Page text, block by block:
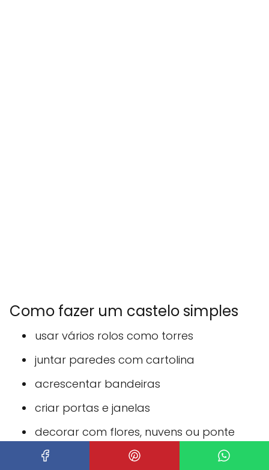
Como fazer um castelo simples
usar vários rolos como torres
juntar paredes com cartolina
acrescentar bandeiras
criar portas e janelas
decorar com flores, nuvens ou ponte
castelos feitos com rolos de papelsão